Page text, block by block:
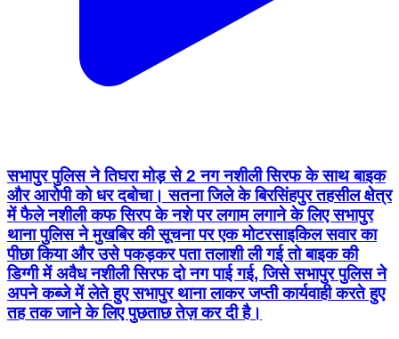
सभापुर पुलिस ने तिघरा मोड़ से 2 नग नशीली सिरफ के साथ बाइक
और आरोपी को धर दबोचा। सतना जिले के बिरसिंहपुर तहसील क्षेत्र
में फैले नशीली कफ सिरप के नशे पर लगाम लगाने के लिए सभापुर
थाना पुलिस ने मुखबिर की सूचना पर एक मोटरसाइकिल सवार का
पीछा किया और उसे पकड़कर पता तलाशी ली गई तो बाइक की
डिग्गी में अवैध नशीली सिरफ दो नग पाई गई, जिसे सभापुर पुलिस ने
अपने कब्जे में लेते हुए सभापुर थाना लाकर जप्ती कार्यवाही करते हुए
तह तक जाने के लिए पुछताछ तेज़ कर दी है।